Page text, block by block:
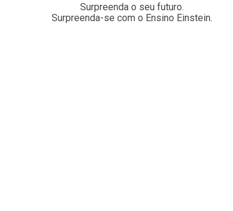
Surpreenda o seu futuro.
Surpreenda-se com o Ensino Einstein.